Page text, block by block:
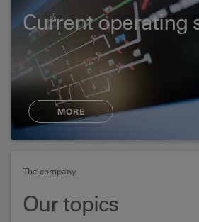
Current operating
MORE
The company
Our topics